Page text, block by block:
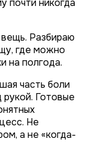
Разбираю
где можно
на полгода.
часть боли
Готовые
Не
а не «когда-